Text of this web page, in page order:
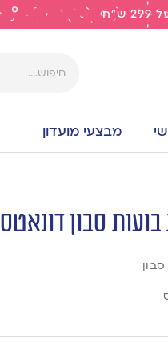
מבצעי מועדון
סבון דונאטס